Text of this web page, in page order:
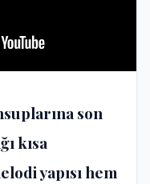
son
kısa
yapısı hem